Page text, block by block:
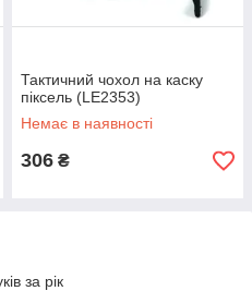
Тактичний чохол на каску
піксель (LE2353)
Немає в наявності
306 ₴
за рік